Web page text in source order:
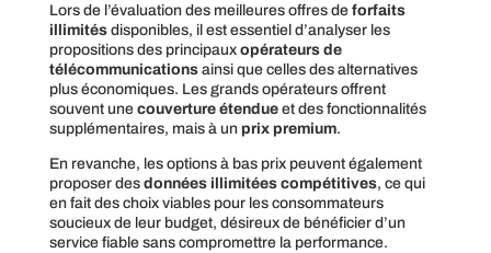
Lors de l’évaluation des meilleures offres de forfaits
illimitésdisponibles, il est essentiel d’analyser les
propositions des principaux opérateurs de
télécommunicationsainsi que celles des alternatives
plus économiques. Les grands opérateurs offrent
souvent une couverture étendueet des fonctionnalités
supplémentaires, mais à un prix premium.
En revanche, les options à bas prix peuvent également
proposer des données illimitées compétitives, ce qui
en fait des choix viables pour les consommateurs
soucieux de leur budget, désireux de bénéficier d’un
service fiable sans compromettre la performance.